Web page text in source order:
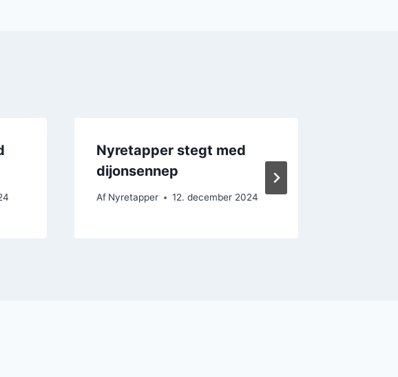
Nyretapper stegt med
dijonsennep
Af Nyretapper 12. december 2024